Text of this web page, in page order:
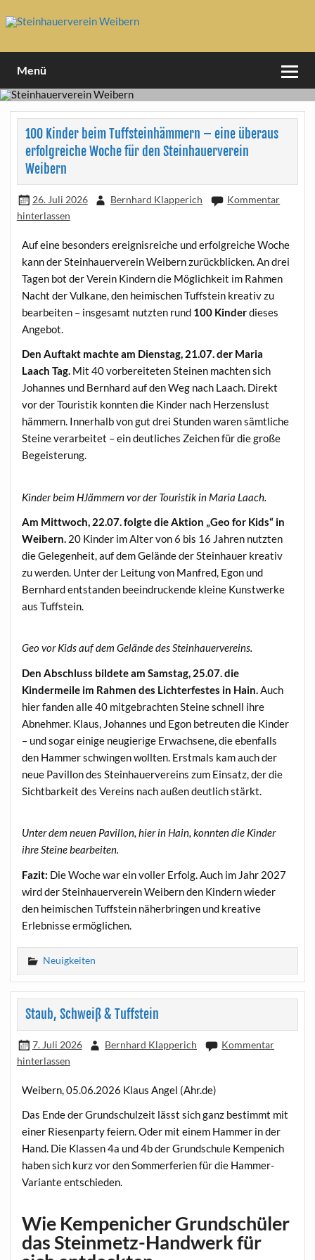
to
content
Menü
100 Kinder beim Tuffsteinhämmern – eine überaus
erfolgreiche Woche für den Steinhauerverein
Weibern
26. Juli 2026 Bernhard Klapperich
Kommentar
hinterlassen
Auf eine besonders ereignisreiche und erfolgreiche Woche
kann der Steinhauerverein Weibern zurückblicken. An drei
Tagen bot der Verein Kindern die Möglichkeit im Rahmen
Nacht der Vulkane, den heimischen Tuffstein kreativ zu
bearbeiten – insgesamt nutzten rund 100 Kinderdieses
Angebot.
Den Auftakt machte am Dienstag, 21.07. der Maria
Laach Tag. Mit 40 vorbereiteten Steinen machten sich
Johannes und Bernhard auf den Weg nach Laach. Direkt
vor der Touristik konnten die Kinder nach Herzenslust
hämmern. Innerhalb von gut drei Stunden waren sämtliche
Steine verarbeitet – ein deutliches Zeichen für die große
Begeisterung.
Kinder beim HJämmern vor der Touristik in Maria Laach.
Am Mittwoch, 22.07. folgte die Aktion „Geo for Kids“ in
Weibern. 20 Kinder im Alter von 6 bis 16 Jahren nutzten
die Gelegenheit, auf dem Gelände der Steinhauer kreativ
zu werden. Unter der Leitung von Manfred, Egon und
Bernhard entstanden beeindruckende kleine Kunstwerke
aus Tuffstein.
Geo vor Kids auf dem Gelände des Steinhauervereins.
Den Abschluss bildete am Samstag, 25.07. die
Kindermeile im Rahmen des Lichterfestes in Hain.Auch
hier fanden alle 40 mitgebrachten Steine schnell ihre
Abnehmer. Klaus, Johannes und Egon betreuten die Kinder
– und sogar einige neugierige Erwachsene, die ebenfalls
den Hammer schwingen wollten. Erstmals kam auch der
neue Pavillon des Steinhauervereins zum Einsatz, der die
Sichtbarkeit des Vereins nach außen deutlich stärkt.
Unter dem neuen Pavillon, hier in Hain, konnten die Kinder
ihre Steine bearbeiten.
Fazit: Die Woche war ein voller Erfolg. Auch im Jahr 2027
wird der Steinhauerverein Weibern den Kindern wieder
den heimischen Tuffstein näherbringen und kreative
Erlebnisse ermöglichen.
Neuigkeiten
Staub, Schweiß & Tuffstein
7. Juli 2026 Bernhard Klapperich
Kommentar
hinterlassen
Weibern, 05.06.2026 Klaus Angel (Ahr.de)
Das Ende der Grundschulzeit lässt sich ganz bestimmt mit
einer Riesenparty feiern. Oder mit einem Hammer in der
Hand. Die Klassen 4a und 4b der Grundschule Kempenich
haben sich kurz vor den Sommerferien für die Hammer-
Variante entschieden.
Wie Kempenicher Grundschüler
das Steinmetz-Handwerk für